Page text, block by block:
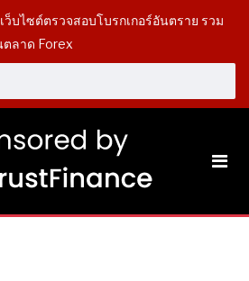
บไซต์ตรวจสอบโบรกเกอร์อันตราย รวม
ตลาด Forex